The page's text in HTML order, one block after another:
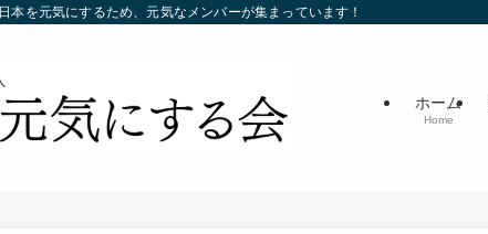
本を元気にするため、元気なメンバーが集まっています！
ホーム
Home